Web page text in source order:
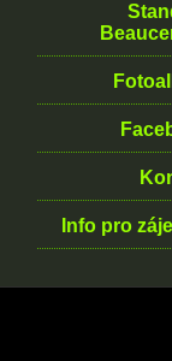
Info pro